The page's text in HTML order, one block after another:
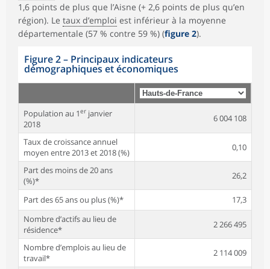
1,6 points de plus que l’Aisne (+ 2,6 points de plus qu’en
région). Le taux d’emploi est inférieur à la moyenne
départementale (57 % contre 59 %) (figure 2).
Figure 2– Principaux indicateurs
démographiques et économiques
Population au 1er janvier
2018
6 004 108
Taux de croissance annuel
moyen entre 2013 et 2018 (%)
0,10
Part des moins de 20 ans
(%)*
26,2
Part des 65 ans ou plus (%)*
17,3
Nombre d’actifs au lieu de
résidence*
2 266 495
Nombre d’emplois au lieu de
travail*
2 114 009